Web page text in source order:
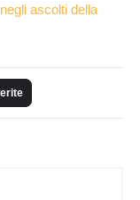
ascolti della